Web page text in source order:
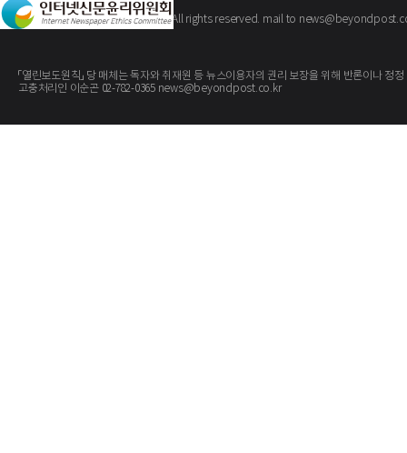
Copyright ©The BeyondPost. All rights reserved. mail to
「열린보도원칙」 당 매체는 독자와 취재원 등 뉴스이용자의 권리 보장을 위해 반론이나
고충처리인 이순곤 02-782-0365 news@beyondpost.co.kr